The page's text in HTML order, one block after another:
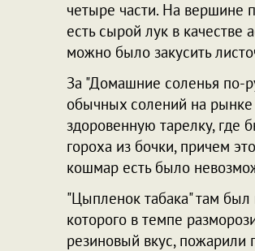
четыре части. На вершине
есть сырой лук в качестве
можно было закусить
За "Домашние соленья по-
обычных солений на рынке
здоровенную тарелку, где
гороха из бочки, причем
кошмар есть было
"Цыпленок табака" там
которого в темпе
резиновый вкус, пожарили